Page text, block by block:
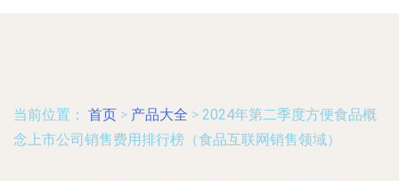
当前位置： 首页 > 产品大全 > 2024年第二季度方便食品概
念上市公司销售费用排行榜（食品互联网销售领域）